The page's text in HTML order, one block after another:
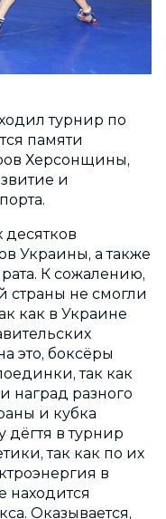
турнир по
памяти
Херсонщины,
и
десятков
Украины, а также
К сожалению,
страны не смогли
как в Украине
это, боксёры
так как
наград разного
и кубка
в турнир
так как по их
в
находится
Оказывается,